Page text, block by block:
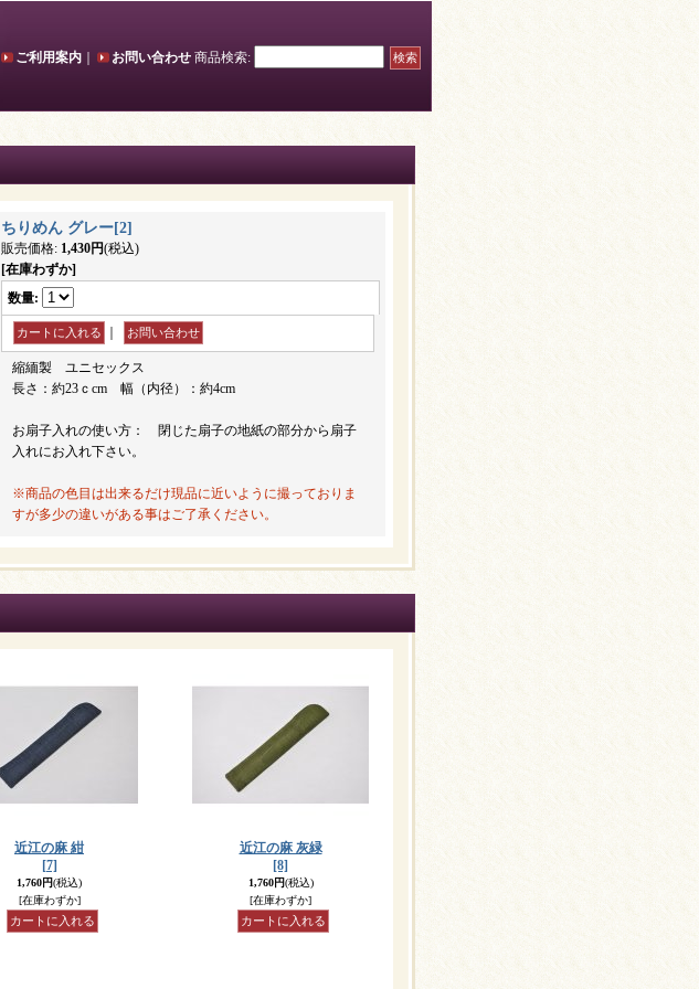
ご利用案内 お問い合わせ 商品検索:
ちりめん グレー[2]
販売価格: 1,430円(税込)
[在庫わずか]
数量:
縮緬製 ユニセックス
長さ：約23ｃcm 幅（内径）：約4cm
お扇子入れの使い方： 閉じた扇子の地紙の部分から扇子
入れにお入れ下さい。
※商品の色目は出来るだけ現品に近いように撮っておりま
すが多少の違いがある事はご了承ください。
近江の麻 紺
[7]
1,760円(税込)
[在庫わずか]
近江の麻 灰緑
[8]
1,760円(税込)
[在庫わずか]